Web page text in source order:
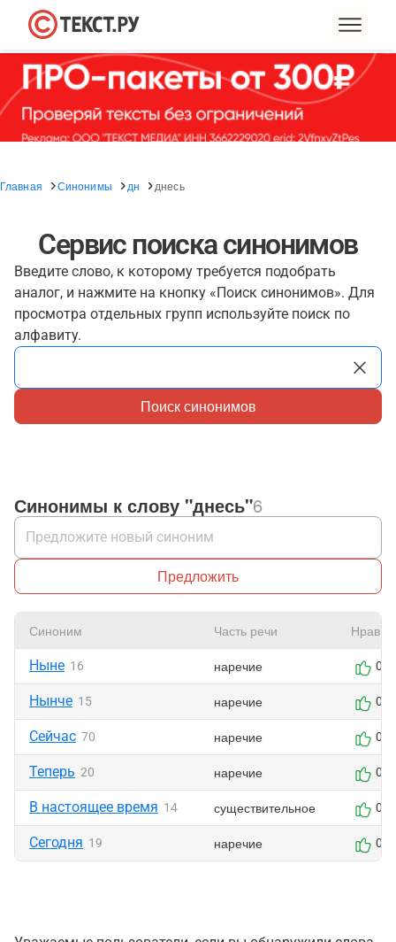
Главная Синонимы дн днесь
Сервис поиска синонимов
Введите слово, к которому требуется подобрать
аналог, и нажмите на кнопку «Поиск синонимов». Для
просмотра отдельных групп используйте поиск по
алфавиту.
Поиск синонимов
Синонимы к слову "днесь"6
Предложить
Синоним Часть речи
Ныне 16 наречие 0
Нынче 15 наречие 0
Сейчас 70 наречие 0
Теперь 20 наречие 0
В настоящее время 14 существительное 0
Сегодня 19 наречие 0